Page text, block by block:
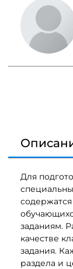
Для
заданиям.
качестве
задания.
раздела и